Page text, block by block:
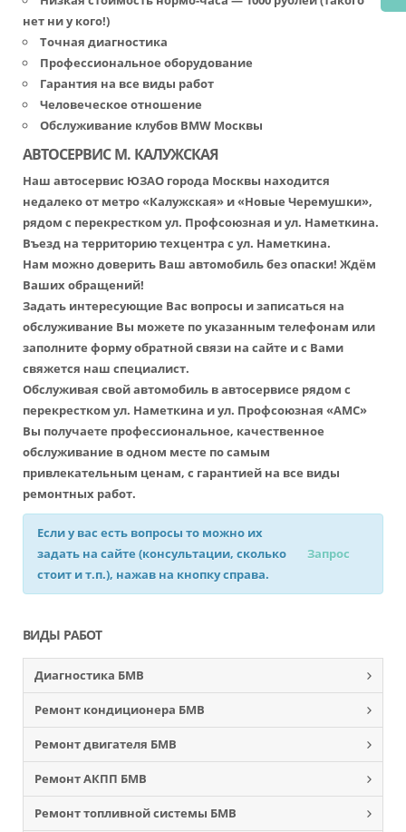
нет ни у кого!)
Точная диагностика
Профессиональное оборудование
Гарантия на все виды работ
Человеческое отношение
Обслуживание клубов BMW Москвы
АВТОСЕРВИС М. КАЛУЖСКАЯ
Наш автосервис ЮЗАО города Москвы находится
недалеко от метро «Калужская» и «Новые Черемушки»,
рядом с перекрестком ул. Профсоюзная и ул. Наметкина.
Въезд на территорию техцентра с ул. Наметкина.
Нам можно доверить Ваш автомобиль без опаски! Ждём
Ваших обращений!
Задать интересующие Вас вопросы и записаться на
обслуживание Вы можете по указанным телефонам или
заполните форму обратной связи на сайте и с Вами
свяжется наш специалист.
Обслуживая свой автомобиль в автосервисе рядом с
перекрестком ул. Наметкина и ул. Профсоюзная «АМС»
Вы получаете профессиональное, качественное
обслуживание в одном месте по самым
привлекательным ценам, с гарантией на все виды
ремонтных работ.
Если у вас есть вопросы то можно их
задать на сайте (консультации, сколько
стоит и т.п.), нажав на кнопку справа.
Запрос
ВИДЫ РАБОТ
Диагностика БМВ
Ремонт кондиционера БМВ
Ремонт двигателя БМВ
Ремонт АКПП БМВ
Ремонт топливной системы БМВ